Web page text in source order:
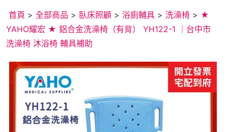
首頁 > 全部商品 > 臥床照顧 > 浴廁輔具 > 洗澡椅 > ★
YAHO耀宏 ★ 鋁合金洗澡椅（有背） YH122-1 ｜台中市
洗澡椅 沐浴椅 輔具補助